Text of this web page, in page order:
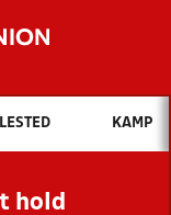
vil du søge efter?
OG NYHEDER
OG
KAMP
hold